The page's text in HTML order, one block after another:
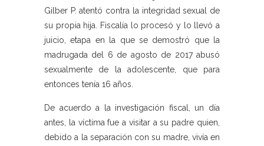
Gilber P. atentó contra la integridad sexual de
su propia hija. Fiscalía lo procesó y lo llevó a
juicio, etapa en la que se demostró que la
madrugada del 6 de agosto de 2017 abusó
sexualmente de la adolescente, que para
entonces tenía 16 años.
De acuerdo a la investigación fiscal, un día
antes, la víctima fue a visitar a su padre quien,
debido a la separación con su madre, vivía en